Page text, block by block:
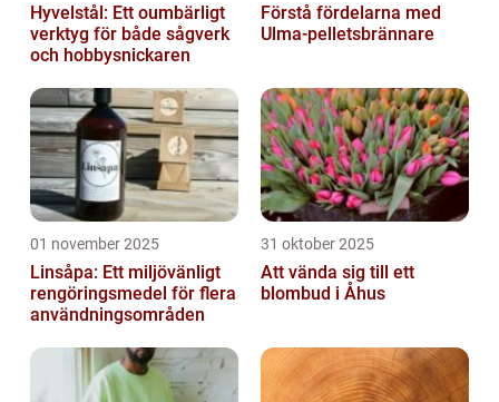
Hyvelstål: Ett oumbärligt
verktyg för både sågverk
och hobbysnickaren
Förstå fördelarna med
Ulma-pelletsbrännare
01 november 2025
Linsåpa: Ett miljövänligt
rengöringsmedel för flera
användningsområden
31 oktober 2025
Att vända sig till ett
blombud i Åhus